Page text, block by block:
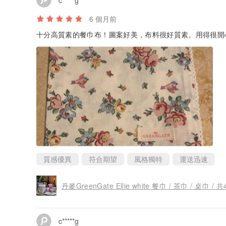
6 個月前
十分高質素的餐巾布！圖案好美，布料很好質素。用得很
質感優異 符合期望 風格獨特 運送迅速
丹麥GreenGate Ellie white 餐巾 / 茶巾 / 桌巾 / 共
c*****g